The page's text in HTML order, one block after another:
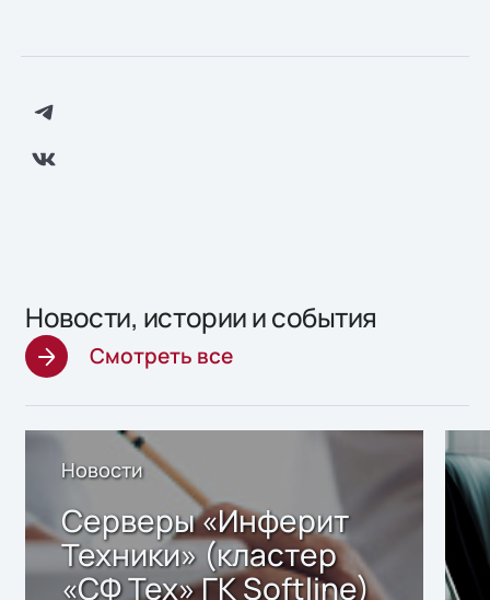
Новости, истории и события
Смотреть все
Новости
Серверы «Инферит
Техники» (кластер
«СФ Тех» ГК Softline)